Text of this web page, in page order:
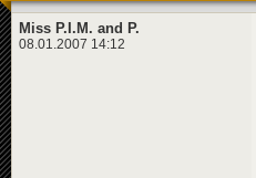
Miss P.I.M. and P.
08.01.2007 14:12